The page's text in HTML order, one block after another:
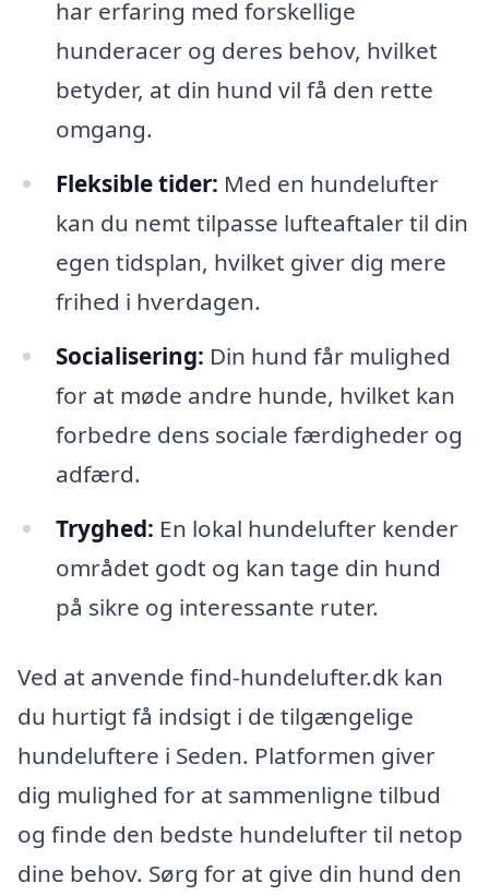
har erfaring med forskellige
hunderacer og deres behov, hvilket
betyder, at din hund vil få den rette
omgang.
Fleksible tider: Med en hundelufter
kan du nemt tilpasse lufteaftaler til din
egen tidsplan, hvilket giver dig mere
frihed i hverdagen.
Socialisering: Din hund får mulighed
for at møde andre hunde, hvilket kan
forbedre dens sociale færdigheder og
adfærd.
Tryghed: En lokal hundelufter kender
området godt og kan tage din hund
på sikre og interessante ruter.
Ved at anvende find-hundelufter.dk kan
du hurtigt få indsigt i de tilgængelige
hundeluftere i Seden. Platformen giver
dig mulighed for at sammenligne tilbud
og finde den bedste hundelufter til netop
dine behov. Sørg for at give din hund den